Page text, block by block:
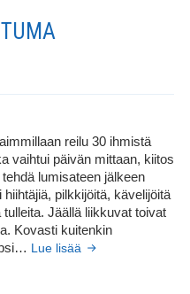
reilu 30 ihmistä
vaihtui päivän mittaan, kiitos
lumisateen jälkeen
pilkkijöitä, kävelijöitä
Jäällä liikkuvat toivat
Kovasti kuitenkin
Lue lisää